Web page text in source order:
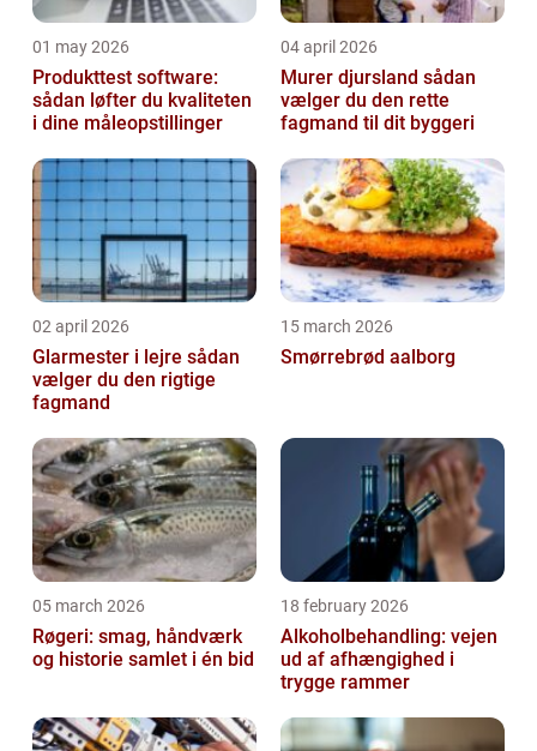
01 may 2026
Produkttest software:
sådan løfter du kvaliteten
i dine måleopstillinger
04 april 2026
Murer djursland sådan
vælger du den rette
fagmand til dit byggeri
02 april 2026
Glarmester i lejre sådan
vælger du den rigtige
fagmand
15 march 2026
Smørrebrød aalborg
05 march 2026
Røgeri: smag, håndværk
og historie samlet i én bid
18 february 2026
Alkoholbehandling: vejen
ud af afhængighed i
trygge rammer